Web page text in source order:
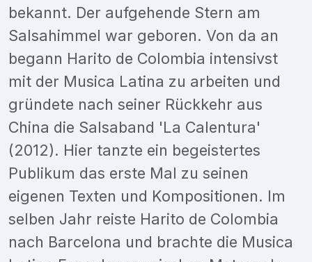
bekannt. Der aufgehende Stern am
Salsahimmel war geboren. Von da an
begann Harito de Colombia intensivst
mit der Musica Latina zu arbeiten und
gründete nach seiner Rückkehr aus
China die Salsaband 'La Calentura'
(2012). Hier tanzte ein begeistertes
Publikum das erste Mal zu seinen
eigenen Texten und Kompositionen. Im
selben Jahr reiste Harito de Colombia
nach Barcelona und brachte die Musica